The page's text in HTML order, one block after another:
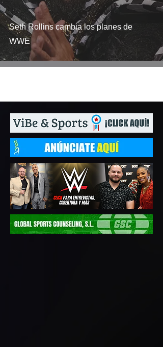
Seth Rollins cambia los planes de
WWE